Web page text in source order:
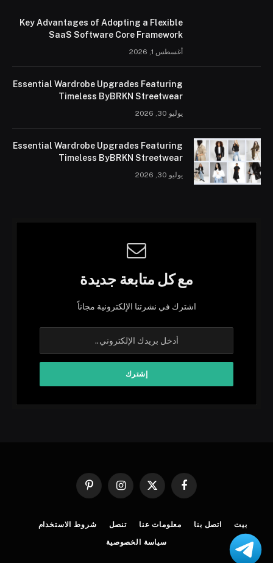
Key Advantages of Adopting a Flexible
SaaS Software Core Framework
أغسطس 1, 2026
Essential Wardrobe Upgrades Featuring
Timeless ByBRKN Streetwear
يوليو 30, 2026
Essential Wardrobe Upgrades Featuring
Timeless ByBRKN Streetwear
يوليو 30, 2026
مع كل متابعة جديدة
اشترك في نشرتنا الإلكترونية مجاناً
فيسبوك
X
الانستغرامبينتيريست
بيت اتصل بنا معلومات عنا تنصل شروط الاستخدام
سياسة الخصوصية